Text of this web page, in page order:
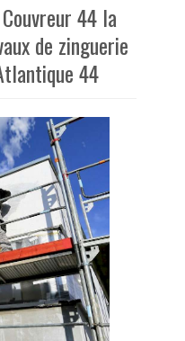
44 la
de zinguerie
44